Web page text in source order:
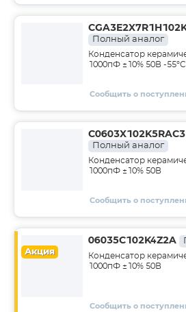
Полный аналог
Конденсатор
1000пФ ±10% 50В -
Сообщить о
Полный аналог
Конденсатор
1000пФ ±10% 50В
Сообщить о
Акция
06035C102K4Z2A
Конденсатор
1000пФ ±10% 50В
Сообщить о